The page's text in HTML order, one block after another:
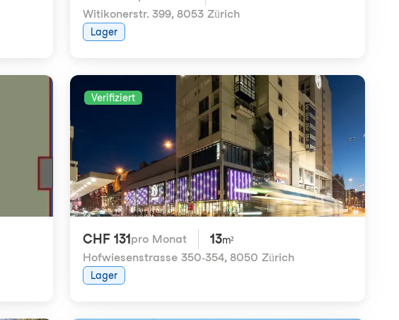
Witikonerstr. 399, 8053 Zürich
Lager
Verifiziert
CHF 131 pro Monat 13m²
Hofwiesenstrasse 350-354, 8050 Zürich
Lager